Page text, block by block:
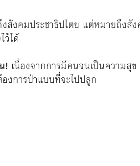
สังคมประชาธิปไตย แต่หมายถึงสั
ว้ได้
เนื่องจากการมีคนจนเป็นความสุ
งการป่าแบบที่จะไปปลูก